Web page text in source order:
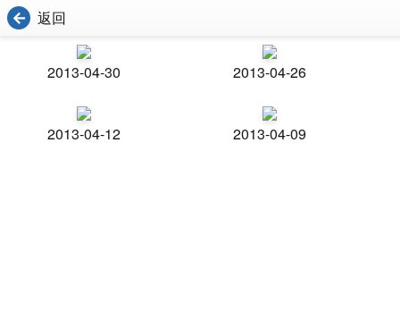
返回
2013-04-30 2013-04-26
2013-04-12 2013-04-09